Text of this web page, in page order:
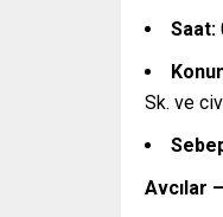
Saat:
Sk. ve
Avcılar